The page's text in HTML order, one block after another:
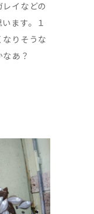
イなどの
ます。１
なりそうな
あ？